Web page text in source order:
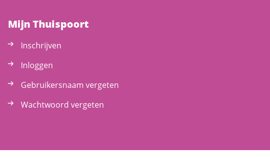
Mijn Thuispoort
Inschrijven
Inloggen
Gebruikersnaam vergeten
Wachtwoord vergeten